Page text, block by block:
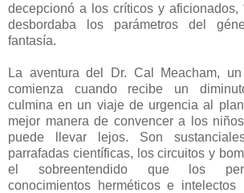
decepcionó a los críticos y aficionados,
desbordaba los parámetros del
fantasía.
La aventura del Dr. Cal Meacham,
comienza cuando recibe un
culmina en un viaje de urgencia al
mejor manera de convencer a los
puede llevar lejos. Son
parrafadas científicas, los circuitos y
el sobreentendido que los
conocimientos herméticos e intelectos